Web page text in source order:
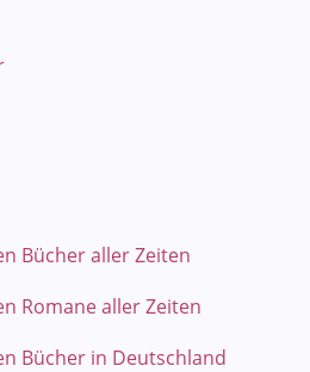
Bücher aller Zeiten
Romane aller Zeiten
Bücher in Deutschland